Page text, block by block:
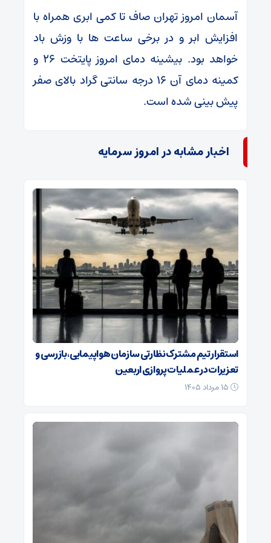
آسمان امروز تهران صاف تا کمی ابری همراه با
افزایش ابر و در برخی ساعت ها با وزش باد
خواهد بود. بیشینه دمای امروز پایتخت ۲۶ و
کمینه دمای آن ۱۶ درجه سانتی گراد بالای صفر
پیش بینی شده است.
اخبار مشابه در امروز سرمایه
استقرار تیم مشترک نظارتی سازمان هواپیمایی، بازرسی و
تعزیرات در عملیات پروازی اربعین